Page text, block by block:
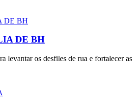
DE BH
levantar os desfiles de rua e fortalecer as